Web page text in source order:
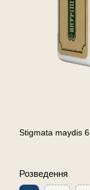
Stigmata maydis 6
Розведення